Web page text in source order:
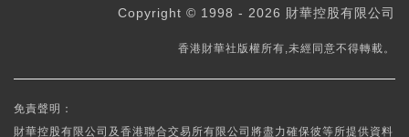
Copyright © 1998 - 2026 財華控股有限公司
香港財華社版權所有,未經同意不得轉載。
免責聲明：
財華控股有限公司及香港聯合交易所有限公司將盡力確保彼等所提供資料